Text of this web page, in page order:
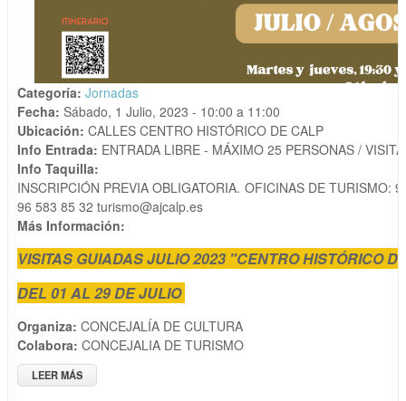
Categoría: Jornadas
Fecha: Sábado, 1 Julio, 2023 - 10:00 a 11:00
Ubicación: CALLES CENTRO HISTÓRICO DE CALP
Info Entrada: ENTRADA LIBRE - MÁXIMO 25 PERSONAS / VISITA
Info Taquilla:
INSCRIPCIÓN PREVIA OBLIGATORIA. OFICINAS DE TURISMO:
96 583 85 32 turismo@ajcalp.es
Más Información:
VISITAS GUIADAS JULIO 2023 "CENTRO HISTÓRICO
DEL 01 AL 29 DE JULIO
Organiza: CONCEJALÍA DE CULTURA
Colabora: CONCEJALIA DE TURISMO
LEER MÁS
CALP"